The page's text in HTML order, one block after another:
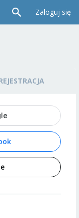
Zaloguj się